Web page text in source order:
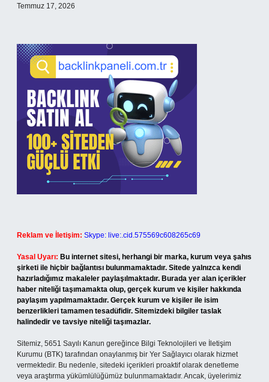
Temmuz 17, 2026
Reklam ve İletişim: Skype: live:.cid.575569c608265c69
Yasal Uyarı: Bu internet sitesi, herhangi bir marka, kurum veya şahıs
şirketi ile hiçbir bağlantısı bulunmamaktadır. Sitede yalnızca kendi
hazırladığımız makaleler paylaşılmaktadır. Burada yer alan içerikler
haber niteliği taşımamakta olup, gerçek kurum ve kişiler hakkında
paylaşım yapılmamaktadır. Gerçek kurum ve kişiler ile isim
benzerlikleri tamamen tesadüfidir. Sitemizdeki bilgiler taslak
halindedir ve tavsiye niteliği taşımazlar.
Sitemiz, 5651 Sayılı Kanun gereğince Bilgi Teknolojileri ve İletişim
Kurumu (BTK) tarafından onaylanmış bir Yer Sağlayıcı olarak hizmet
vermektedir. Bu nedenle, sitedeki içerikleri proaktif olarak denetleme
veya araştırma yükümlülüğümüz bulunmamaktadır. Ancak, üyelerimiz